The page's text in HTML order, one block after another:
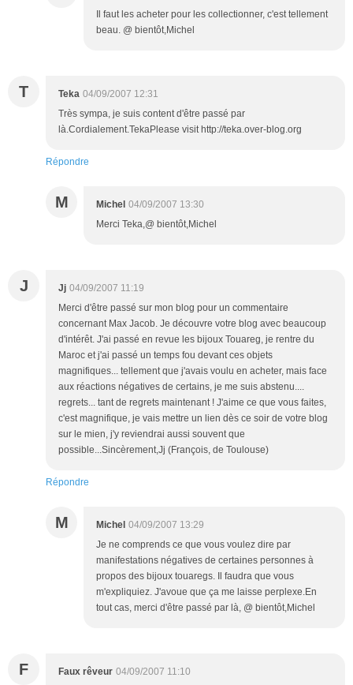
Il faut les acheter pour les collectionner, c'est tellement
beau. @ bientôt,Michel
T Teka 04/09/2007 12:31
Très sympa, je suis content d'être passé par
là.Cordialement.TekaPlease visit http://teka.over-blog.org
Répondre
M Michel 04/09/2007 13:30
Merci Teka,@ bientôt,Michel
J Jj 04/09/2007 11:19
Merci d'être passé sur mon blog pour un commentaire
concernant Max Jacob. Je découvre votre blog avec beaucoup
d'intérêt. J'ai passé en revue les bijoux Touareg, je rentre du
Maroc et j'ai passé un temps fou devant ces objets
magnifiques... tellement que j'avais voulu en acheter, mais face
aux réactions négatives de certains, je me suis abstenu....
regrets... tant de regrets maintenant ! J'aime ce que vous faites,
c'est magnifique, je vais mettre un lien dès ce soir de votre blog
sur le mien, j'y reviendrai aussi souvent que
possible...Sincèrement,Jj (François, de Toulouse)
Répondre
M Michel 04/09/2007 13:29
Je ne comprends ce que vous voulez dire par
manifestations négatives de certaines personnes à
propos des bijoux touaregs. Il faudra que vous
m'expliquiez. J'avoue que ça me laisse perplexe.En
tout cas, merci d'être passé par là, @ bientôt,Michel
F Faux rêveur 04/09/2007 11:10